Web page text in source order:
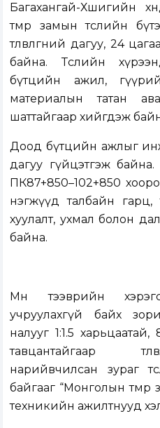
Багахангай-Хөшигийн
төмөр замын төслийн
төлөвлөгөөний дагуу, 24
байна. Төслийн
бүтцийн ажил,
материалын татан
шаттайгаар хийгдэж
Доод бүтцийн ажлыг
дагуу гүйцэтгэж
ПК87+850–102+850
нэгжүүд талбайн гарц,
хуулалт, ухмал болон
байна.
Мөн тээврийн
учруулахгүй байх
налууг 1:1.5
тавцантайгаар
нарийвчилсан зураг
байгааг “Монголын
техникийн ажилтнууд